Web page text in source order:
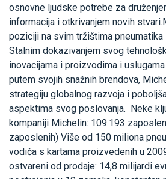
osnovne ljudske potrebe za
informacija i otkrivanjem novih
poziciji na svim tržištima pneumatika
Stalnim dokazivanjem svog
inovacijama i proizvodima i
putem svojih snažnih brendova,
strategiju globalnog razvoja i
aspektima svog poslovanja. Neke
kompaniji Michelin: 109.193
zaposlenih) Više od 150 miliona
vodiča s kartama proizvedenih u
ostvareni od prodaje: 14,8 milijardi